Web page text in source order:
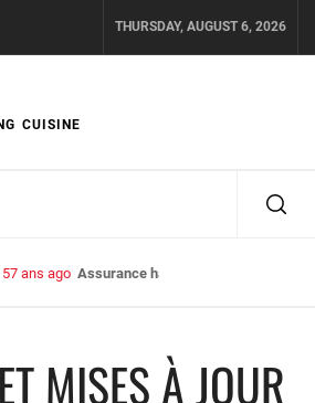
THURSDAY, AUGUST 6, 2026
CUISINE
57 ans ago Assurance habitation : bien choisir
MISES À JOUR